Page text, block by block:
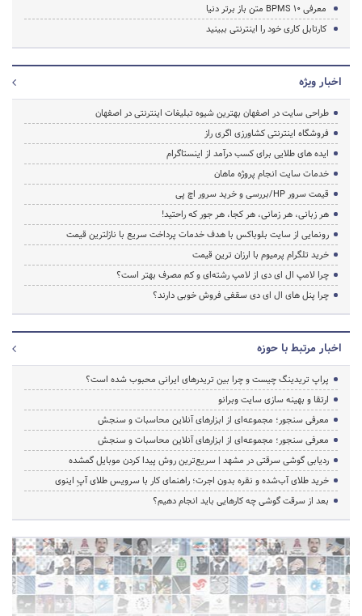
معرفی 10 BPMS متن باز برتر دنیا
کارتابل کاری خود را اینترنتی ببینید
اخبار ویژه
طراحی سایت در اصفهان بهترین شیوه تبلیغات اینترنتی در اصفهان
فروشگاه اینترنتی کشاورزی اگری راز
ایده های طلایی برای کسب درآمد از اینستاگرام
خدمات سایت انجام پروژه ماهان
قیمت سرور HP/بررسی و خرید سرور اچ پی
هر زبانی، هر زمانی، هر کجا، هر جور که راحتید!
رونمایی از سایت بلوباکس با هدف خدمات پرداخت سریع با نازلترین قیمت
خرید تلگرام پرمیوم با ارزان ترین قیمت
چرا لامپ ال ای دی از لامپ رشته‌ای و کم مصرف بهتر است؟
چرا پنل های ال ای دی سقفی فروش خوبی دارند؟
اخبار مرتبط با حوزه
پراپ تریدینگ چیست و چرا بین تریدرهای ایرانی محبوب شده است؟
ارتقا و بهینه سازی سایت وبرانو
معرفی سنجور؛ مجموعه‌ای از ابزارهای آنلاین محاسبات و سنجش
معرفی سنجور؛ مجموعه‌ای از ابزارهای آنلاین محاسبات و سنجش
ردیابی گوشی سرقتی در مشهد | سریع‌ترین روش پیدا کردن موبایل گمشده
خرید طلای آب‌شده و نقره بدون اجرت؛ راهنمای کار با سرویس طلای آپِ اینوی
بعد از سرقت گوشی چه کارهایی باید انجام دهیم؟